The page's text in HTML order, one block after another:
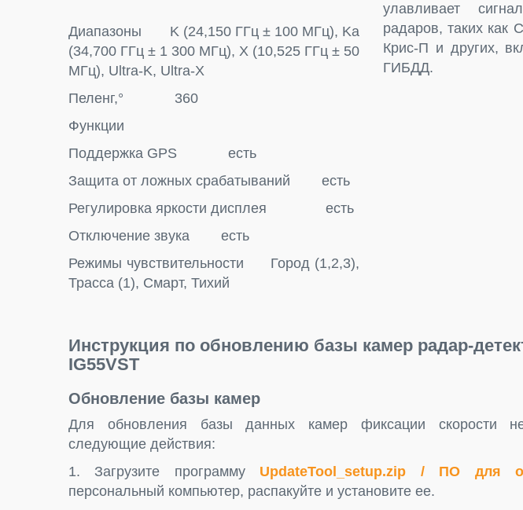
Диапазоны K (24,150 ГГц ± 100 МГц), Ka
(34,700 ГГц ± 1 300 МГц), X (10,525 ГГц ± 50
МГц), Ultra-K, Ultra-X
Пеленг,° 360
Функции
Поддержка GPS есть
Защита от ложных срабатываний есть
Регулировка яркости дисплея есть
Отключение звука есть
Режимы чувствительности Город (1,2,3),
Трасса (1), Смарт, Тихий
улавливает
радаров, таких как
Крис-П и других,
ГИБДД.
Инструкция по обновлению базы камер радар-
IG55VST
Обновление базы камер
Для обновления базы данных камер фиксации скорости
следующие действия:
1. Загрузите программу UpdateTool_setup.zip / ПО для
персональный компьютер, распакуйте и установите ее.